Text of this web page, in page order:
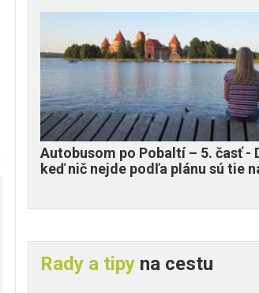
​Autobusom po Pobaltí – 5. časť -
keď nič nejde podľa plánu sú tie
Rady a tipy na cestu